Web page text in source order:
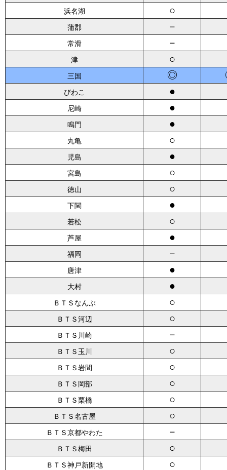
浜名湖 ○
蒲郡 －
常滑 －
津 ○
三国 ◎
びわこ ●
尼崎 ●
鳴門 ●
丸亀 ○
児島 ●
宮島 ○
徳山 ○
下関 ●
若松 ○
芦屋 ●
福岡 －
唐津 ●
大村 ●
ＢＴＳなんぶ ○
ＢＴＳ河辺 ○
ＢＴＳ川崎 －
ＢＴＳ玉川 ○
ＢＴＳ岩間 ○
ＢＴＳ岡部 ○
ＢＴＳ栗橋 ○
ＢＴＳ名古屋 ○
ＢＴＳ京都やわた －
ＢＴＳ梅田 ○
ＢＴＳ神戸新開地 ○